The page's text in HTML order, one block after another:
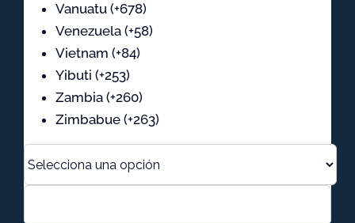
Vanuatu (+678)
Venezuela (+58)
Vietnam (+84)
Yibuti (+253)
Zambia (+260)
Zimbabue (+263)